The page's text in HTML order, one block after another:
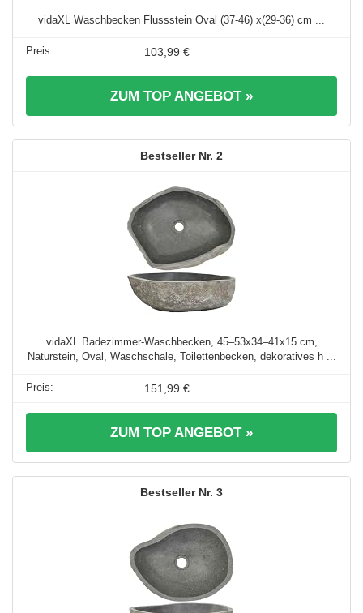
vidaXL Waschbecken Flussstein Oval (37-46) x(29-36) cm ...
103,99 €
ZUM TOP ANGEBOT »
2
vidaXL Badezimmer-Waschbecken, 45–53x34–41x15 cm,
Naturstein, Oval, Waschschale, Toilettenbecken, dekoratives h ...
151,99 €
ZUM TOP ANGEBOT »
3